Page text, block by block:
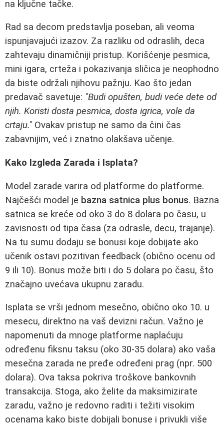
na ključne tačke.
Rad sa decom predstavlja poseban, ali veoma
ispunjavajući izazov. Za razliku od odraslih, deca
zahtevaju dinamičniji pristup. Korišćenje pesmica,
mini igara, crteža i pokazivanja sličica je neophodno
da biste održali njihovu pažnju. Kao što jedan
predavač savetuje: "Budi opušten, budi veće dete od
njih. Koristi dosta pesmica, dosta igrica, vole da
crtaju." Ovakav pristup ne samo da čini čas
zabavnijim, već i znatno olakšava učenje.
Kako Izgleda Zarada i Isplata?
Model zarade varira od platforme do platforme.
Najčešći model je bazna satnica plus bonus. Bazna
satnica se kreće od oko 3 do 8 dolara po času, u
zavisnosti od tipa časa (za odrasle, decu, trajanje).
Na tu sumu dodaju se bonusi koje dobijate ako
učenik ostavi pozitivan feedback (obično ocenu od
9 ili 10). Bonus može biti i do 5 dolara po času, što
značajno uvećava ukupnu zaradu.
Isplata se vrši jednom mesečno, obično oko 10. u
mesecu, direktno na vaš devizni račun. Važno je
napomenuti da mnoge platforme naplaćuju
određenu fiksnu taksu (oko 30-35 dolara) ako vaša
mesečna zarada ne pređe određeni prag (npr. 500
dolara). Ova taksa pokriva troškove bankovnih
transakcija. Stoga, ako želite da maksimizirate
zaradu, važno je redovno raditi i težiti visokim
ocenama kako biste dobijali bonuse i privukli više